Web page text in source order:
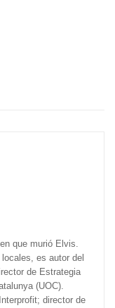
que murió Elvis.
es autor del
de Estrategia
(UOC).
director de